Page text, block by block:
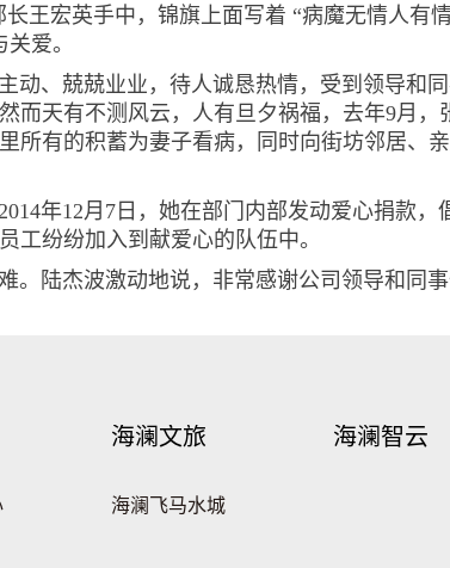
宏英手中，锦旗上面写着 “病魔无情人有情
爱。
、兢兢业业，待人诚恳热情，受到领导和
而天有不测风云，人有旦夕祸福，去年9月，
所有的积蓄为妻子看病，同时向街坊邻居、
年12月7日，她在部门内部发动爱心捐款，
工纷纷加入到献爱心的队伍中。
陆杰波激动地说，非常感谢公司领导和同
海澜文旅
海澜飞马水城
海澜智云